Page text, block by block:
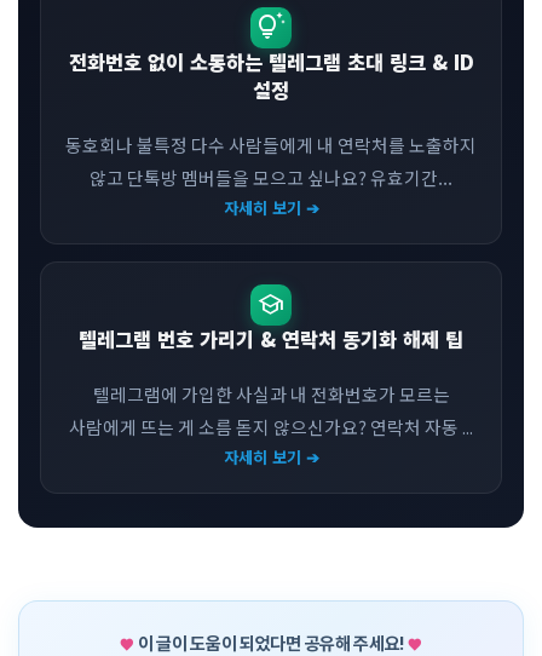
tips_and_updates
전화번호 없이 소통하는 텔레그램 초대 링크 & ID
설정
동호회나 불특정 다수 사람들에게 내 연락처를 노출하지
않고 단톡방 멤버들을 모으고 싶나요? 유효기간...
자세히 보기 ➔
school
텔레그램 번호 가리기 & 연락처 동기화 해제 팁
텔레그램에 가입한 사실과 내 전화번호가 모르는
사람에게 뜨는 게 소름 돋지 않으신가요? 연락처 자동 ...
자세히 보기 ➔
이 글이 도움이 되었다면 공유해 주세요!